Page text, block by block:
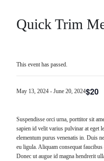
Quick Trim
This event has passed.
May 13, 2024- June 20, 2024$20
Suspendisse orci urna, porttitor sit
sapien id velit varius pulvinar at eget
elementum purus venenatis in. Duis
eu ligula. Aliquam consequat
Donec ut augue id magna hendrerit